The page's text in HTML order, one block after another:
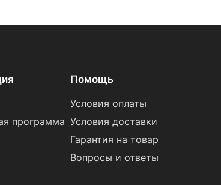
программа
Помощь
Условия оплаты
Условия доставки
Гарантия на товар
Вопросы и ответы